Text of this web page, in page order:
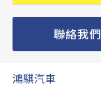
聯絡我們
鴻騏汽車